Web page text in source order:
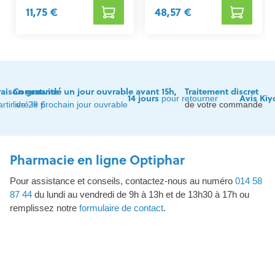
11,75 € 48,57 €
gratuite
de 29 €
Commandé un jour ouvrable avant 15h,
livré le prochain jour ouvrable
14 jourspour retourner
Traitement discret
de votre commande
Avis
Pharmacie en ligne Optiphar
Pour assistance et conseils, contactez-nous au numéro 014 58
87 44 du lundi au vendredi de 9h à 13h et de 13h30 à 17h ou
remplissez notre formulaire de contact.